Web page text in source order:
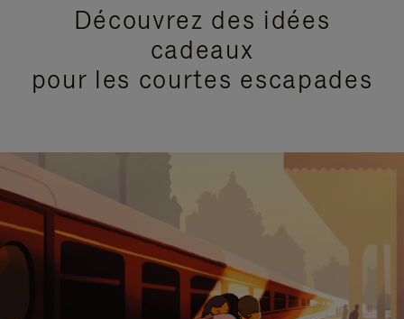
Découvrez des idées
cadeaux
pour les courtes escapades